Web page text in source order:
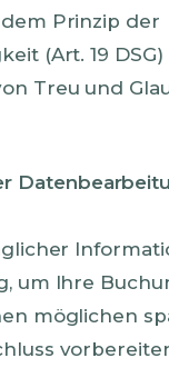
Prinzip der
(Art. 19
Treu und
um Ihre
möglichen